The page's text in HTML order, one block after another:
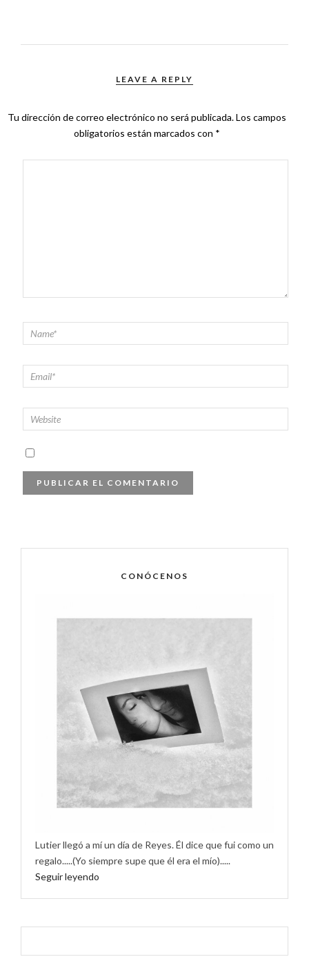
LEAVE A REPLY
Tu dirección de correo electrónico no será publicada.Los campos
obligatorios están marcados con *
CONÓCENOS
Lutier llegó a mí un día de Reyes. Él dice que fui como un
regalo.....(Yo siempre supe que él era el mío).....
Seguir leyendo